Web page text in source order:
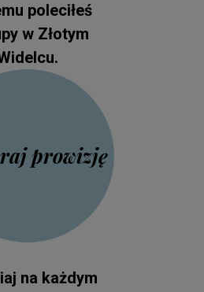
poleciłeś
w Złotym
prowizję
na każdym